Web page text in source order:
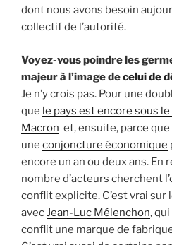
dont nous avons besoin
collectif de l’autorité.
Voyez-vous poindre les
majeur à l’image decelui de
Je n’y crois pas. Pour une
que le pays est encore sous
Macron et, ensuite, parce
une conjoncture économique
encore un an ou deux ans. En
nombre d’acteurs cherchent
conflit explicite. C’est vrai
avec Jean-Luc Mélenchon,
conflit une marque de